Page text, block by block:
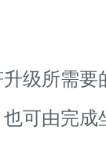
级所需要
可由完